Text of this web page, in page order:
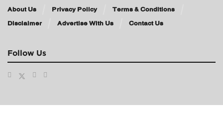
About Us Privacy Policy
Terms & Conditions
Disclaimer
Advertise With Us Contact Us
Follow Us